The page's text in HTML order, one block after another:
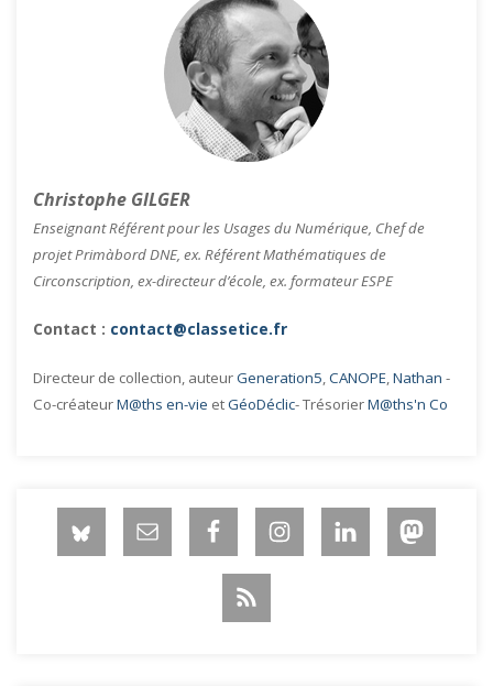
Christophe GILGER
Enseignant Référent pour les Usages du Numérique, Chef de
projet Primàbord DNE, ex. Référent Mathématiques de
Circonscription, ex-directeur d’école, ex. formateur ESPE
Contact : contact@classetice.fr
Directeur de collection, auteurGeneration5,CANOPE,Nathan -
Co-créateurM@ths en-vie etGéoDéclic- TrésorierM@ths'n Co